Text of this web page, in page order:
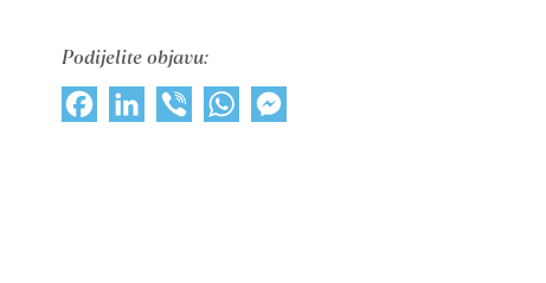
Podijelite objavu:
FacebookLinkedInViber WhatsApp